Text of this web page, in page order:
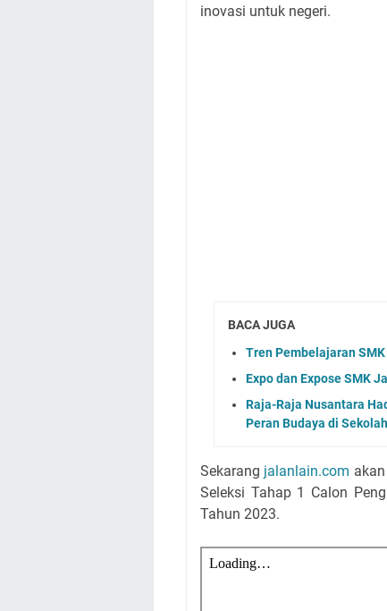
inovasi untuk negeri.
BACA JUGA
Tren Pembelajaran
Expo dan Expose SMK
Raja-Raja Nusantara
Peran Budaya di Sekolah
Sekarang jalanlain.com
Seleksi Tahap 1 Calon
Tahun 2023.